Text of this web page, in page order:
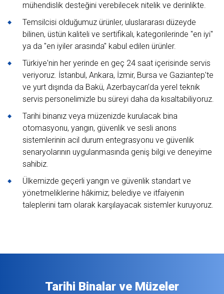
mühendislik desteğini verebilecek nitelik ve derinlikte.
Temsilcisi olduğumuz ürünler, uluslararası düzeyde
bilinen, üstün kaliteli ve sertifikalı, kategorilerinde "en iyi"
ya da "en iyiler arasında" kabul edilen ürünler.
Türkiye'nin her yerinde en geç 24 saat içerisinde servis
veriyoruz. İstanbul, Ankara, İzmir, Bursa ve Gaziantep'te
ve yurt dışında da Bakü, Azerbaycan’da yerel teknik
servis personelimizle bu süreyi daha da kısaltabiliyoruz.
Tarihi binanız veya müzenizde kurulacak bina
otomasyonu, yangın, güvenlik ve sesli anons
sistemlerinin acil durum entegrasyonu ve güvenlik
senaryolarının uygulanmasında geniş bilgi ve deneyime
sahibiz.
Ülkemizde geçerli yangın ve güvenlik standart ve
yönetmeliklerine hâkimiz; belediye ve itfaiyenin
taleplerini tam olarak karşılayacak sistemler kuruyoruz.
Tarihi Binalar ve Müzeler